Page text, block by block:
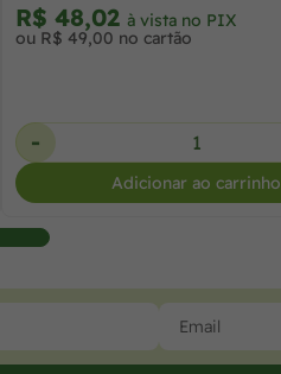
R$ 48,02 à vista no PIX
ou R$ 49,00 no cartão
-
Adicionar ao carrinho